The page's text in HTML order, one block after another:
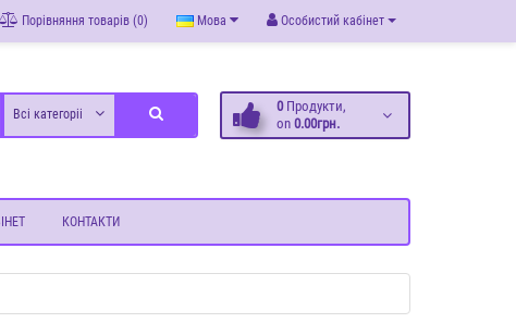
Особистий кабінет
Мова
Порівняння товарів (0)
0 Продукти,
on 0.00грн.
Всі категоріі
КОНТАКТИ